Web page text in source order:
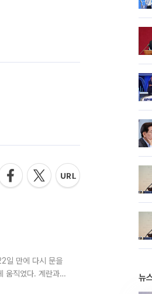
일 만에 다시 문을
움직였다. 계란과
뉴